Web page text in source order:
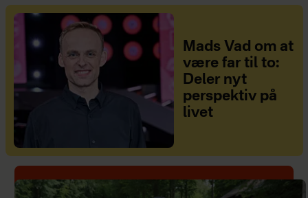
Mads Vad om at
være far til to:
Deler nyt
perspektiv på
livet